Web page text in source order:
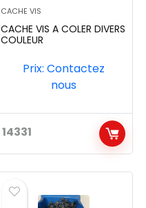
CACHE VIS
CACHE VIS A COLER DIVERS
COULEUR
14331
Prix: Contactez
nous